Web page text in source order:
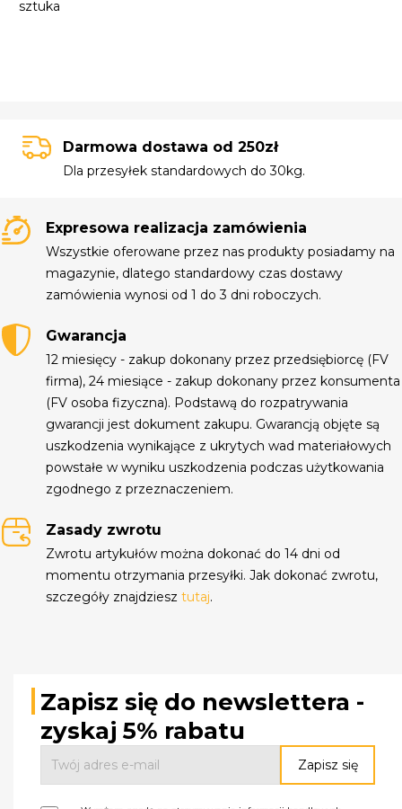
sztuka
Darmowa dostawa od 250zł
Dla przesyłek standardowych do 30kg.
Expresowa realizacja zamówienia
Wszystkie oferowane przez nas produkty posiadamy na
magazynie, dlatego standardowy czas dostawy
zamówienia wynosi od 1 do 3 dni roboczych.
Gwarancja
12 miesięcy - zakup dokonany przez przedsiębiorcę (FV
firma), 24 miesiące - zakup dokonany przez konsumenta
(FV osoba fizyczna). Podstawą do rozpatrywania
gwarancji jest dokument zakupu. Gwarancją objęte są
uszkodzenia wynikające z ukrytych wad materiałowych
powstałe w wyniku uszkodzenia podczas użytkowania
zgodnego z przeznaczeniem.
Zasady zwrotu
Zwrotu artykułów można dokonać do 14 dni od
momentu otrzymania przesyłki. Jak dokonać zwrotu,
szczegóły znajdziesztutaj.
Zapisz się do newslettera -
zyskaj 5% rabatu